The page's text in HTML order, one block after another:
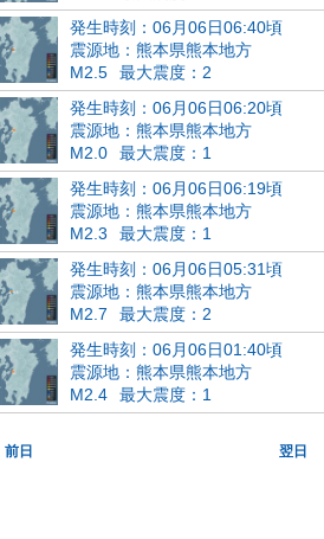
発生時刻：06月06日06:40頃
震源地：熊本県熊本地方
M2.5
最大震度：2
発生時刻：06月06日06:20頃
震源地：熊本県熊本地方
M2.0
最大震度：1
発生時刻：06月06日06:19頃
震源地：熊本県熊本地方
M2.3
最大震度：1
発生時刻：06月06日05:31頃
震源地：熊本県熊本地方
M2.7
最大震度：2
発生時刻：06月06日01:40頃
震源地：熊本県熊本地方
M2.4
最大震度：1
前日 翌日